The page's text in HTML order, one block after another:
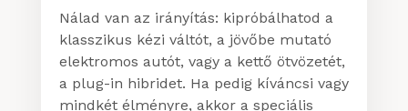
Nálad van az irányítás: kipróbálhatod a
klasszikus kézi váltót, a jövőbe mutató
elektromos autót, vagy a kettő ötvözetét,
a plug-in hibridet. Ha pedig kíváncsi vagy
mindkét élményre, akkor a speciális